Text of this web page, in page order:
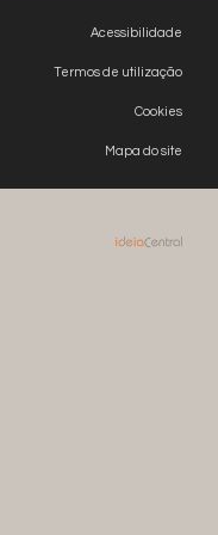
Acessibilidade
Termos de utilização
Cookies
Mapa do site